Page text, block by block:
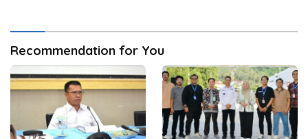
Recommendation for You